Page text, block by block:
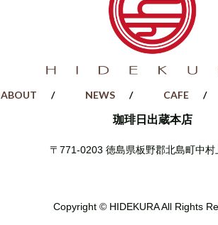
ABOUT NEWS CAFE
珈琲日出蔵本店
〒771-0203 徳島県板野郡北島町中村
Copyright © HIDEKURA All Rights